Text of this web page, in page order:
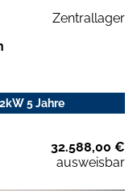
Zentrallager
5 Jahre
32.588,00 €
ausweisbar